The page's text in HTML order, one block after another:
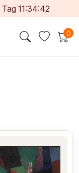
Tag 11:34:41
0